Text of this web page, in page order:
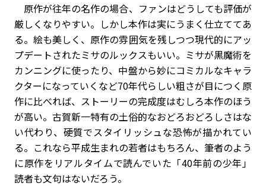
原作が往年の名作の場合、ファンはどうしても評価が
厳しくなりやすい。しかし本作は実にうまく仕立ててあ
る。絵も美しく、原作の雰囲気を残しつつ現代的にアッ
プデートされたミサのルックスもいい。ミサが黒魔術を
カンニングに使ったり、中盤から妙にコミカルなキャラ
クターになっていくなど70年代らしい粗さが目につく原
作に比べれば、ストーリーの完成度はむしろ本作のほう
が高い。古賀新一特有の土俗的なおどろおどろしさはな
い代わり、硬質でスタイリッシュな恐怖が描かれてい
る。これなら平成生まれの若者はもちろん、筆者のよう
に原作をリアルタイムで読んでいた「40年前の少年」
読者も文句はないだろう。